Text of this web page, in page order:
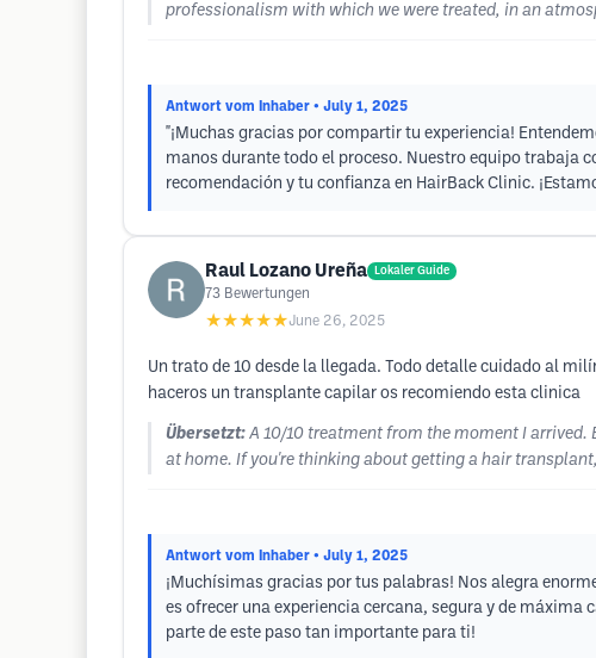
professionalism with which we were treated, in an
Antwort vom Inhaber • July 1, 2025
"¡Muchas gracias por compartir tu experiencia!
manos durante todo el proceso. Nuestro equipo trabaja
recomendación y tu confianza en HairBack Clinic.
Raul Lozano Ureña Lokaler Guide
73 Bewertungen
★★★★★June 26, 2025
Un trato de 10 desde la llegada. Todo detalle cuidado al
haceros un transplante capilar os recomiendo esta clinica
Übersetzt: A 10/10 treatment from the moment I arrived.
at home. If you're thinking about getting a hair
Antwort vom Inhaber • July 1, 2025
¡Muchísimas gracias por tus palabras! Nos alegra
es ofrecer una experiencia cercana, segura y de
parte de este paso tan importante para ti!